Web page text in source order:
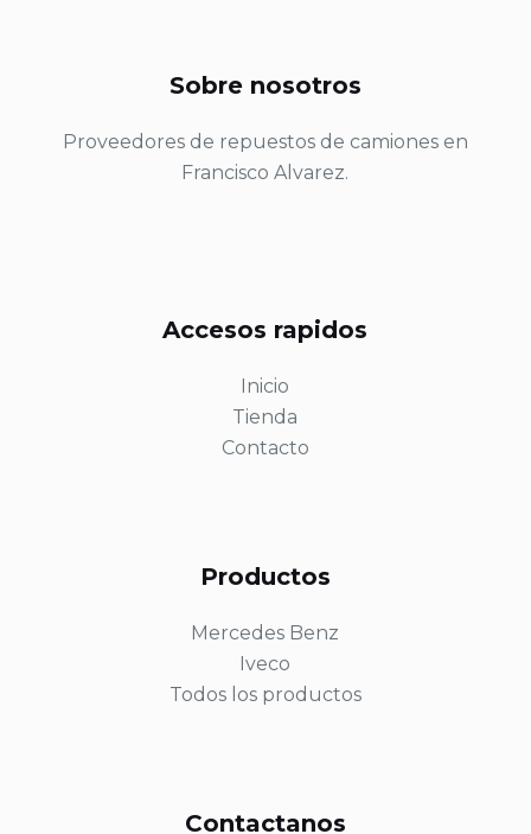
Sobre nosotros
Proveedores de repuestos de camiones en
Francisco Alvarez.
Accesos rapidos
Inicio
Tienda
Contacto
Productos
Mercedes Benz
Iveco
Todos los productos
Contactanos